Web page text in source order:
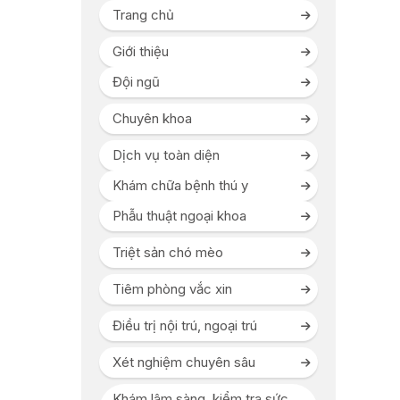
Trang chủ
Giới thiệu
Đội ngũ
Chuyên khoa
Dịch vụ toàn diện
Khám chữa bệnh thú y
Phẫu thuật ngoại khoa
Triệt sản chó mèo
Tiêm phòng vắc xin
Điều trị nội trú, ngoại trú
Xét nghiệm chuyên sâu